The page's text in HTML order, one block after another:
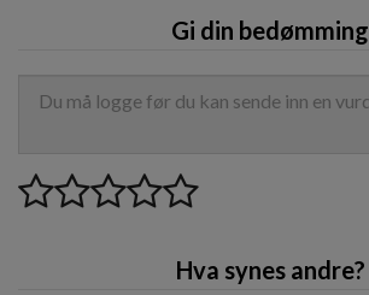
Gi din bedømming
Hva synes andre?